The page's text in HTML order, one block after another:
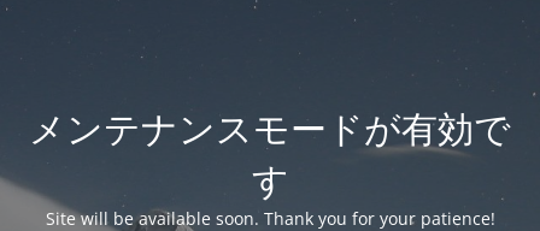
メンテナンスモードが有効で
す
Site will be available soon. Thank you for your patience!